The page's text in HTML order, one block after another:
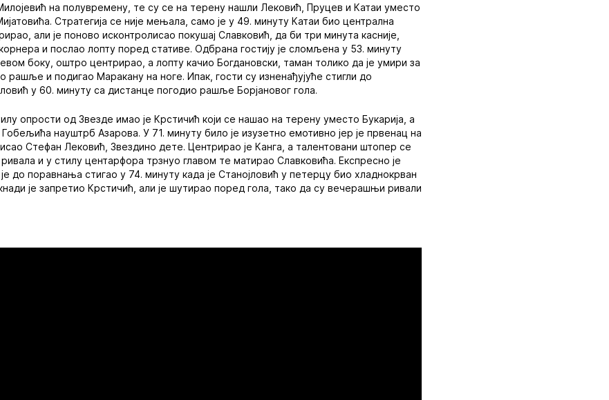
на полувремену, те су се на терену нашли Лековић, Пруцев и Катаи уместо
Стратегија се није мењала, само је у 49. минуту Катаи био централна
али је поново исконтролисао покушај Славковић, да би три минута касније,
и послао лопту поред стативе. Одбрана гостију је сломљена у 53. минуту
боку, оштро центрирао, а лопту качио Богдановски, таман толико да је умири за
рашље и подигао Маракану на ноге. Ипак, гости су изненађујуће стигли до
у 60. минуту са дистанце погодио рашље Борјановог гола.
опрости од Звезде имао је Крстичић који се нашао на терену уместо Букарија, а
науштрб Азарова. У 71. минуту било је изузетно емотивно јер је првенац на
Стефан Лековић, Звездино дете. Центрирао је Канга, а талентовани штопер се
и у стилу центарфора трзнуо главом те матирао Славковића. Експресно је
до поравнања стигао у 74. минуту када је Станојловић у петерцу био хладнокрван
је запретио Крстичић, али је шутирао поред гола, тако да су вечерашњи ривали